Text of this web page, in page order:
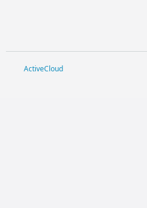
ActiveCloud